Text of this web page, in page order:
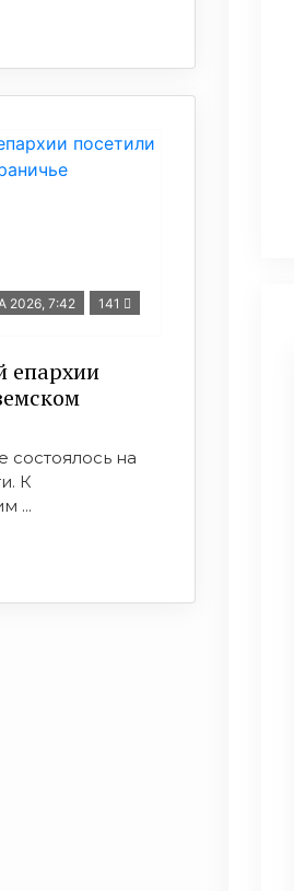
2026, 7:42 141
епархии
состоялось на
К
...